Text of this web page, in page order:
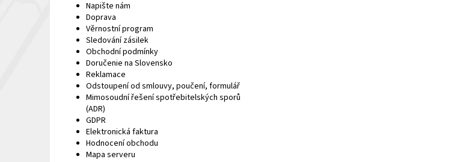
Napište nám
Doprava
Věrnostní program
Sledování zásilek
Obchodní podmínky
Doručenie na Slovensko
Reklamace
Odstoupení od smlouvy, poučení, formulář
Mimosoudní řešení spotřebitelských sporů
(ADR)
GDPR
Elektronická faktura
Hodnocení obchodu
Mapa serveru